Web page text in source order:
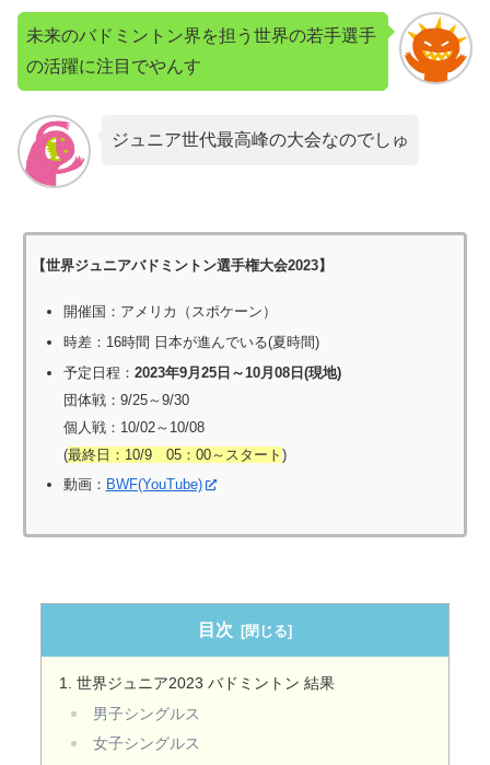
未来のバドミントン界を担う世界の若手選手
の活躍に注目でやんす
ジュニア世代最高峰の大会なのでしゅ
【世界ジュニアバドミントン選手権大会2023】
開催国：アメリカ（スポケーン）
時差：16時間 日本が進んでいる(夏時間)
予定日程： 2023年9月25日～10月08日(現地)
団体戦：9/25～9/30
個人戦：10/02～10/08
(最終日：10/9 05：00～スタート )
動画： BWF(YouTube)
目次
世界ジュニア2023 バドミントン 結果
男子シングルス
女子シングルス